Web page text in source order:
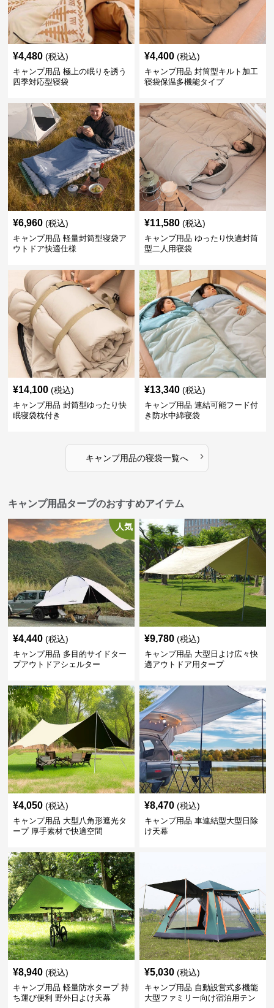
¥4,480 (税込)
キャンプ用品 極上の眠りを誘う
四季対応型寝袋
¥4,400 (税込)
キャンプ用品 封筒型キルト加工
寝袋保温多機能タイプ
¥6,960 (税込)
キャンプ用品 軽量封筒型寝袋ア
ウトドア快適仕様
¥11,580 (税込)
キャンプ用品 ゆったり快適封筒
型二人用寝袋
¥14,100 (税込)
キャンプ用品 封筒型ゆったり快
眠寝袋枕付き
¥13,340 (税込)
キャンプ用品 連結可能フード付
き防水中綿寝袋
キャンプ用品の寝袋一覧へ ›
キャンプ用品タープのおすすめアイテム
人気
¥4,440 (税込)
キャンプ用品 多目的サイドター
プアウトドアシェルター
¥9,780 (税込)
キャンプ用品 大型日よけ広々快
適アウトドア用タープ
¥4,050 (税込)
キャンプ用品 大型八角形遮光タ
ープ 厚手素材で快適空間
¥8,470 (税込)
キャンプ用品 車連結型大型日除
け天幕
¥8,940 (税込)
キャンプ用品 軽量防水タープ 持
ち運び便利 野外日よけ天幕
¥5,030 (税込)
キャンプ用品 自動設営式多機能
大型ファミリー向け宿泊用テン